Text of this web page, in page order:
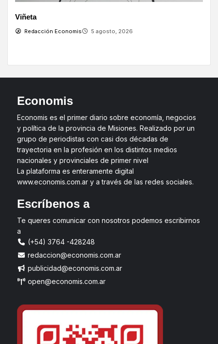
Viñeta
Redacción Economis 5 agosto, 2026
Economis
Economis es el primer diario sobre economía, negocios
y política de la provincia de Misiones. Realizado por un
grupo de periodistas con casi dos décadas de
trayectoria en la profesión en los distintos medios
nacionales y provinciales de primer nivel
La plataforma es enteramente digital
www.economis.com.ar y a través de las redes sociales.
Escríbenos a
Te queres comunicar con nosotros podemos escribirnos
a
(+54) 3764 -428248
redaccion@economis.com.ar
publicidad@economis.com.ar
open@economis.com.ar